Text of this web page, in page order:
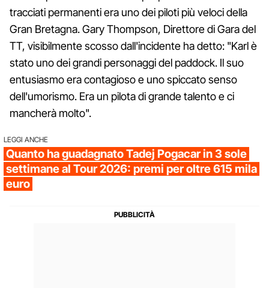
tracciati permanenti era uno dei piloti più veloci della
Gran Bretagna. Gary Thompson, Direttore di Gara del
TT, visibilmente scosso dall'incidente ha detto: "Karl è
stato uno dei grandi personaggi del paddock. Il suo
entusiasmo era contagioso e uno spiccato senso
dell'umorismo. Era un pilota di grande talento e ci
mancherà molto".
LEGGI ANCHE
Quanto ha guadagnato Tadej Pogacar in 3 sole
settimane al Tour 2026: premi per oltre 615 mila
euro